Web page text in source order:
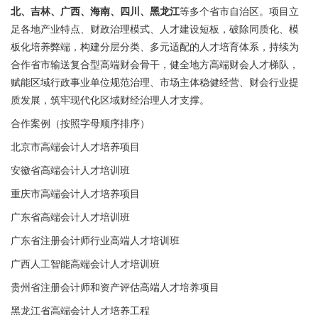
北、吉林、广西、海南、四川、黑龙江等多个省市自治区。项目立
足各地产业特点、财政治理模式、人才建设短板，破除同质化、模
板化培养弊端，构建分层分类、多元适配的人才培育体系，持续为
合作省市输送复合型高端财会骨干，健全地方高端财会人才梯队，
赋能区域行政事业单位规范治理、市场主体稳健经营、财会行业提
质发展，筑牢现代化区域财经治理人才支撑。
合作案例（按照字母顺序排序）
北京市高端会计人才培养项目
安徽省高端会计人才培训班
重庆市高端会计人才培养项目
广东省高端会计人才培训班
广东省注册会计师行业高端人才培训班
广西人工智能高端会计人才培训班
贵州省注册会计师和资产评估高端人才培养项目
黑龙江省高端会计人才培养工程